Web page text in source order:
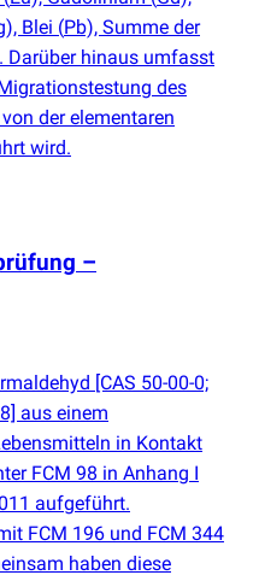
Blei (Pb), Summe der
Darüber hinaus umfasst
des
der elementaren
wird.
–
[CAS 50-00-0;
aus einem
in Kontakt
FCM 98 in Anhang I
aufgeführt.
FCM 196 und FCM 344
haben diese